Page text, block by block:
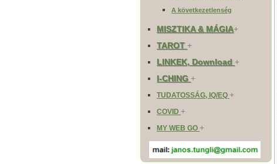
A következetlenség
MISZTIKA & MÁGIA+
TAROT+
LINKEK, Download +
I-CHING +
TUDATOSSÁG, IQ/EQ +
COVID +
MY WEB GO +